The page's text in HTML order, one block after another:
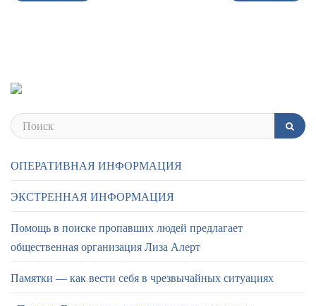
ОПЕРАТИВНАЯ ИНФОРМАЦИЯ
ЭКСТРЕННАЯ ИНФОРМАЦИЯ
Помощь в поиске пропавших людей предлагает
общественная организация Лиза Алерт
Памятки — как вести себя в чрезвычайных ситуациях